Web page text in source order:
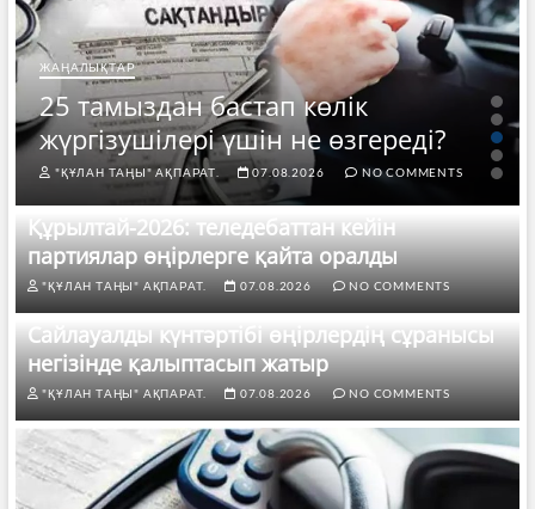
ЖАҢАЛЫҚТАР
25 тамыздан бастап көлік
жүргізушілері үшін не өзгереді?
"ҚҰЛАН ТАҢЫ" АҚПАРАТ. 07.08.2026 NO COMMENTS
Құрылтай-2026: теледебаттан кейін
партиялар өңірлерге қайта оралды
"ҚҰЛАН ТАҢЫ" АҚПАРАТ. 07.08.2026 NO COMMENTS
Сайлауалды күнтәртібі өңірлердің сұранысы
негізінде қалыптасып жатыр
"ҚҰЛАН ТАҢЫ" АҚПАРАТ. 07.08.2026 NO COMMENTS